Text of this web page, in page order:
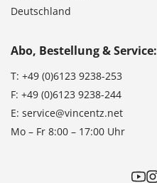
Deutschland
Abo, Bestellung & Service:
T: +49 (0)6123 9238-253
F: +49 (0)6123 9238-244
E: service@vincentz.net
Mo – Fr 8:00 – 17:00 Uhr